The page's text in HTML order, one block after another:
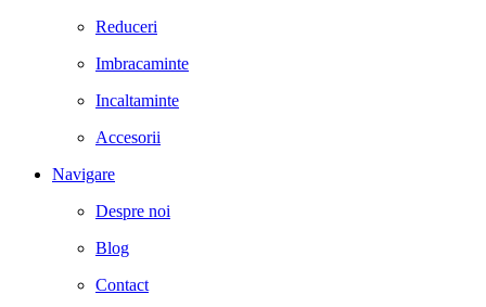
Reduceri
Imbracaminte
Incaltaminte
Accesorii
Navigare
Despre noi
Blog
Contact